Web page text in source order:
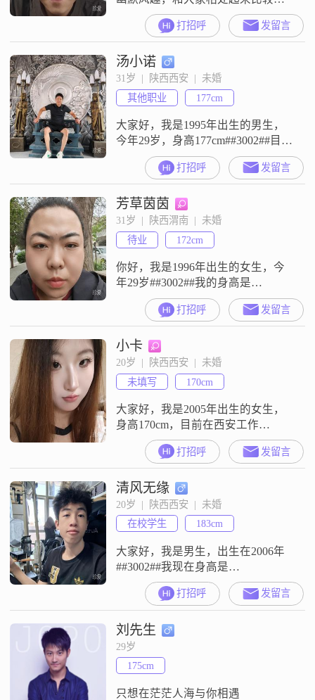
松##3002##我对待感情和生活都真
诚可靠，做事风格成熟稳重，心态
上一直保持乐观积极##3002##我平
时热衷自我提升，会坚持阅读写
作，也会去健身增肌，有时候还会
进行乐器演奏##3002##我觉得两个
人在一起，三观契合很重要
打招呼 发留言
汤小诺
31岁  |  陕西西安  |  未婚
其他职业
177cm
大家好，我是1995年出生的男生，
今年29岁，身高177cm##3002##目前
我的工作地在西安，月收入在50000
元以上，学历是大专##3002##我是
一个性格比较外向的人，平时比较
健谈##3002##朋友们对我的评价是
稳重可靠，我也觉得自己是一个责
任感比较强的人##3002##在与人相
处的时候，我性格里还有幽默风趣
打招呼 发留言
芳草茵茵
31岁  |  陕西渭南  |  未婚
待业
172cm
你好，我是1996年出生的女生，今
年29岁##3002##我的身高是
172cm##3002##我的学历是大专
##3002##我现在在渭南工作
##3002##我的月收入在3001元到
5000元这个区间##3002##关于我的
性格，我是一个温柔体贴的人，平
时也比较善解人意##3002##我性格
开朗，平时爱笑##3002##
打招呼 发留言
小卡
20岁  |  陕西西安  |  未婚
未填写
170cm
大家好，我是2005年出生的女生，
身高170cm，目前在西安工作
##3002##我的学历是大学本科
##3002##我是一个善解人意的人，
性格细腻敏感，平时待人真诚可靠
##3002##在感情和生活里，我追求
稳定安逸的状态，希望能有一个可
以长久走下去的关系##3002##我平
时比较注重时尚穿搭，也很看重生
活中的安全感##3
打招呼 发留言
清风无缘
20岁  |  陕西西安  |  未婚
在校学生
183cm
大家好，我是男生，出生在2006年
##3002##我现在身高是
183cm##3002##我的月收入在12001
元到20000元这个区间##3002##我目
前在西安工作##3002##我的学历是
大学本科##3002##平时我是一个随
和易相处的人，性格上比较包容理
解，情绪也很稳定，大家都说我真
诚可靠，平时也挺幽默风趣的##
打招呼 发留言
刘先生
29岁
175cm
只想在茫茫人海与你相遇